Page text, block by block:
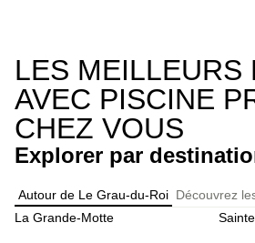
LES MEILLEURS
AVEC PISCINE
CHEZ VOUS
Explorer par
Autour de Le Grau-du-Roi Découvrez
La Grande-Motte